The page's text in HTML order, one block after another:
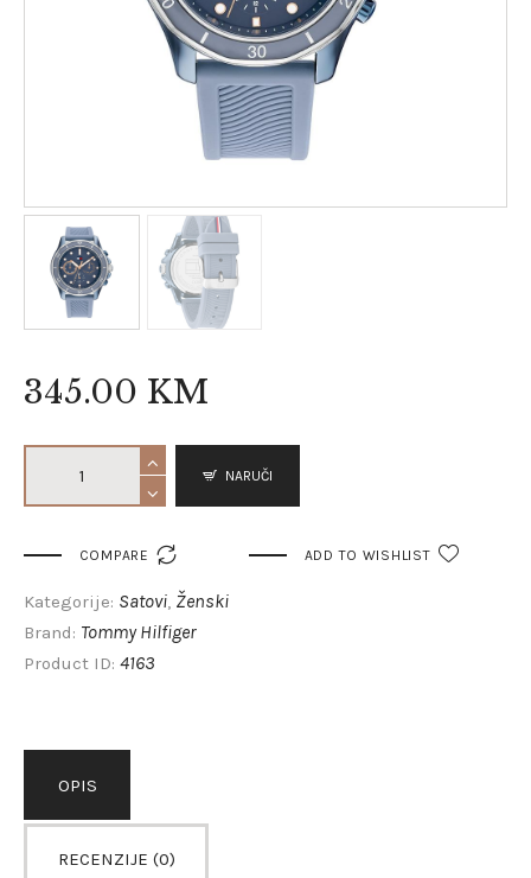
345.00 KM
NARUČI
COMPARE  ADD TO WISHLIST
Kategorije: Satovi, Ženski
Brand: Tommy Hilfiger
Product ID: 4163
OPIS
RECENZIJE (0)